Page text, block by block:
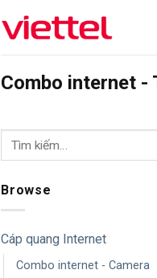
Combo internet -
Browse
Cáp quang Internet
Combo internet - Camera